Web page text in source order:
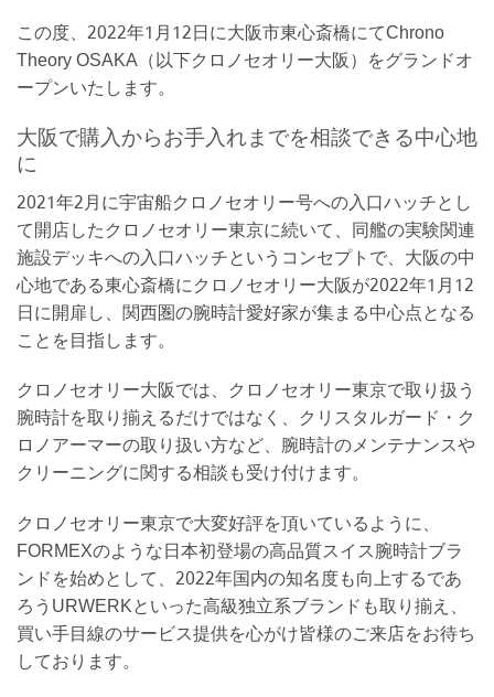
この度、2022年1月12日に大阪市東心斎橋にてChrono
Theory OSAKA（以下クロノセオリー大阪）をグランドオ
ープンいたします。
大阪で購入からお手入れまでを相談できる中心地
に
2021年2月に宇宙船クロノセオリー号への入口ハッチとし
て開店したクロノセオリー東京に続いて、同艦の実験関連
施設デッキへの入口ハッチというコンセプトで、大阪の中
心地である東心斎橋にクロノセオリー大阪が2022年1月12
日に開扉し、関西圏の腕時計愛好家が集まる中心点となる
ことを目指します。
クロノセオリー大阪では、クロノセオリー東京で取り扱う
腕時計を取り揃えるだけではなく、クリスタルガード・ク
ロノアーマーの取り扱い方など、腕時計のメンテナンスや
クリーニングに関する相談も受け付けます。
クロノセオリー東京で大変好評を頂いているように、
FORMEXのような日本初登場の高品質スイス腕時計ブラ
ンドを始めとして、2022年国内の知名度も向上するであ
ろうURWERKといった高級独立系ブランドも取り揃え、
買い手目線のサービス提供を心がけ皆様のご来店をお待ち
しております。